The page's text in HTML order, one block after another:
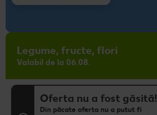
Legume, fructe, flori
Valabil de la 06.08.
Oferta nu a fost găsită!
Din păcate oferta nu a putut fi